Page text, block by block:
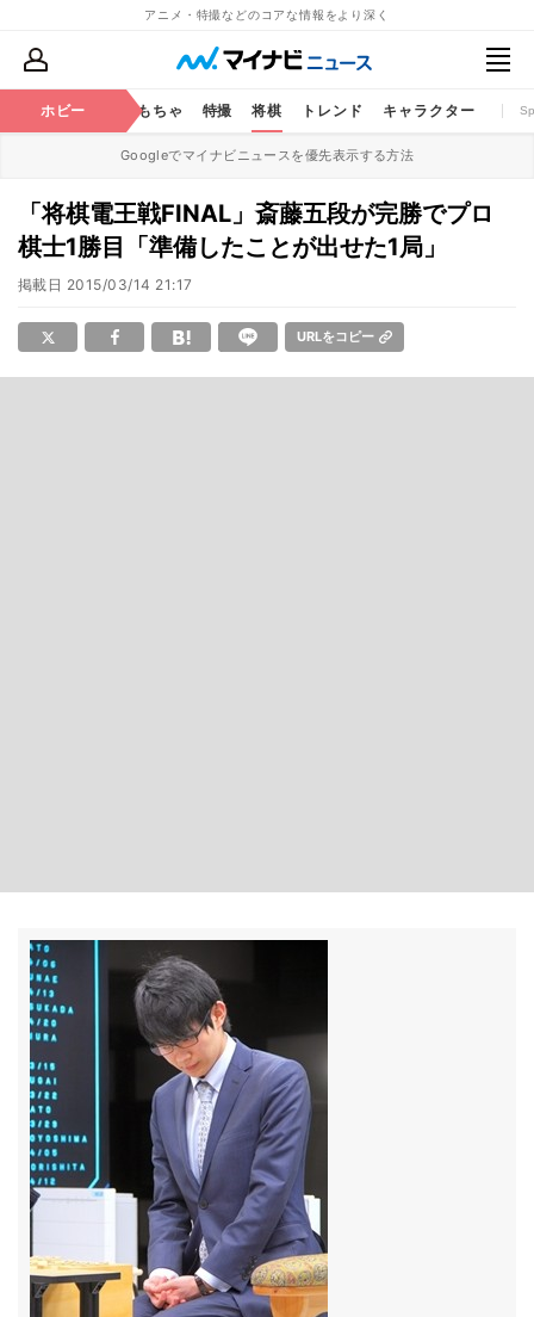
アニメ・特撮などのコアな情報をより深く
ホビー
コミック おもちゃ 特撮 将棋 トレンド キャラクター
Googleでマイナビニュースを優先表示する方法
「将棋電王戦FINAL」斎藤五段が完勝でプロ
棋士1勝目「準備したことが出せた1局」
掲載日 2015/03/14 21:17
URLをコピー